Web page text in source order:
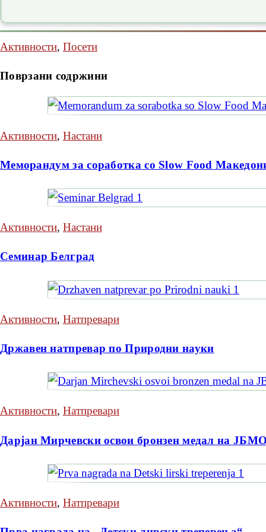
Активности, Посети
Поврзани содржини
Активности, Настани
Меморандум за соработка со Slow Food
Активности, Настани
Семинар Белград
Активности, Натпревари
Државен натпревар по Природни науки
Активности, Натпревари
Дарјан Мирчевски освои бронзен медал на
Активности, Натпревари